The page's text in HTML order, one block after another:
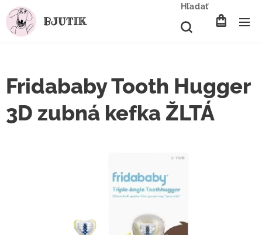
BJUTIK
Hľadať
Fridababy Tooth Hugger
3D zubná kefka ŽLTÁ